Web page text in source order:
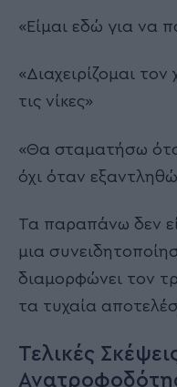
«Είμαι εδώ για να
«Διαχειρίζομαι
τις νίκες»
«Θα σταματήσω
όχι όταν
Τα παραπάνω δεν
μια
διαμορφώνει τον
τα τυχαία
Τελικές